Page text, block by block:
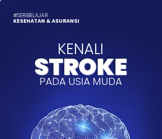
#SERIBELAJAR
KESEHATAN & ASURANSI
KENALI
STROKE
PADA USIA MUDA